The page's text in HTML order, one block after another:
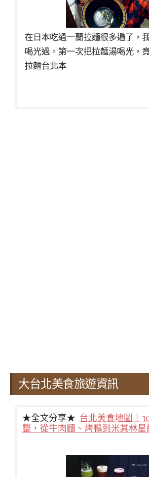
在日本吃過一蘭拉麵很多遍了，
喝光過。第一次把拉麵湯喝光，
拉麵台北本
大台北美食旅遊資訊
★全文分享★ 台北美食地圖｜
整，從牛肉麵、烤鴨到米其林